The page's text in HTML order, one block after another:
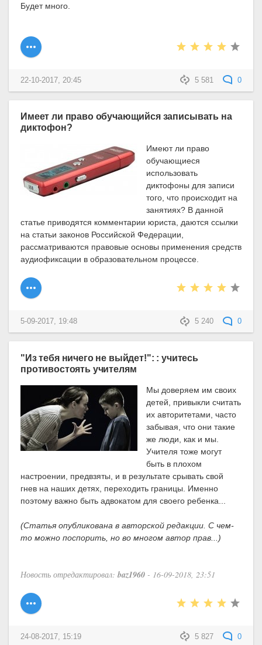
Будет много.
5 581 0
22-10-2017, 20:45
Имеет ли право обучающийся записывать на
диктофон?
Имеют ли право
обучающиеся
использовать
диктофоны для записи
того, что происходит на
занятиях? В данной
статье приводятся комментарии юриста, даются ссылки
на статьи законов Российской Федерации,
рассматриваются правовые основы применения средств
аудиофиксации в образовательном процессе.
5 240 0
5-09-2017, 19:48
"Из тебя ничего не выйдет!": : учитесь
противостоять учителям
Мы доверяем им своих
детей, привыкли считать
их авторитетами, часто
забывая, что они такие
же люди, как и мы.
Учителя тоже могут
быть в плохом
настроении, предвзяты, и в результате срывать свой
гнев на наших детях, переходить границы. Именно
поэтому важно быть адвокатом для своего ребенка...
(Статья опубликована в авторской редакции. С чем-
то можно поспорить, но во многом автор прав...)
Новость отредактировал: baz1960 - 16-09-2018, 23:51
5 827 0
24-08-2017, 15:19